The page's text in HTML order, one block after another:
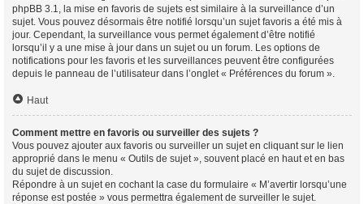
phpBB 3.1, la mise en favoris de sujets est similaire à la surveillance d’un
sujet. Vous pouvez désormais être notifié lorsqu’un sujet favoris a été mis à
jour. Cependant, la surveillance vous permet également d’être notifié
lorsqu’il y a une mise à jour dans un sujet ou un forum. Les options de
notifications pour les favoris et les surveillances peuvent être configurées
depuis le panneau de l’utilisateur dans l’onglet « Préférences du forum ».
Haut
Comment mettre en favoris ou surveiller des sujets ?
Vous pouvez ajouter aux favoris ou surveiller un sujet en cliquant sur le lien
approprié dans le menu « Outils de sujet », souvent placé en haut et en bas
du sujet de discussion.
Répondre à un sujet en cochant la case du formulaire « M’avertir lorsqu’une
réponse est postée » vous permettra également de surveiller le sujet.